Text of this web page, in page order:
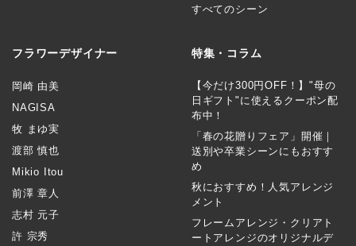
すべてのシーン
フラワーデザイナー
岡崎 由美
NAGISA
牧 まゆ実
渡部 慎也
Mikio Itou
前澤 章人
志村 元子
許 宗秀
特集・コラム
【今だけ300円OFF！】"母の
日ギフト"に使えるクーポン配
布中！
「春の花贈りフェア」開催｜
送別や卒業シーンにもおすす
め
秋におすすめ！人気アレンジ
メント
フレームアレンジ・クリアト
ートアレンジのオリジナルデ